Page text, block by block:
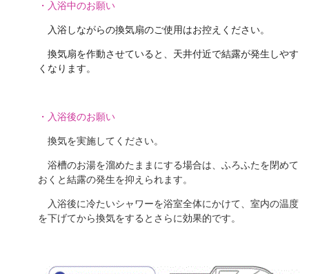
・入浴中のお願い
入浴しながらの換気扇のご使用はお控えください。
換気扇を作動させていると、天井付近で結露が発生しやす
くなります。
・入浴後のお願い
換気を実施してください。
浴槽のお湯を溜めたままにする場合は、ふろふたを閉めて
おくと結露の発生を抑えられます。
入浴後に冷たいシャワーを浴室全体にかけて、室内の温度
を下げてから換気をすると さらに効果的です。